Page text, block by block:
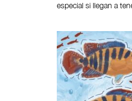
especial si llegan a